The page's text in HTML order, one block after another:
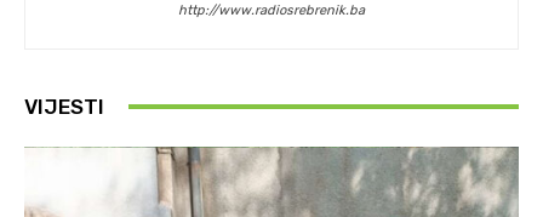
http://www.radiosrebrenik.ba
VIJESTI